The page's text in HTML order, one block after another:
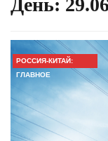
День:
РОССИЯ-КИТАЙ:
ГЛАВНОЕ